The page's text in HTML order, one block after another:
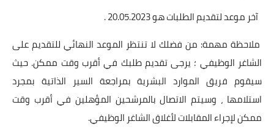
آخر موعد لتقديم الطلبات هو 20.05.2023 .
ملاحظة مهمة: من فضلك لا تنتظر الموعد النهائي للتقديم على
الشاغر الوظيفي ؛ يرجى تقديم طلبك في أقرب وقت ممكن. حيث
سيقوم فريق الموارد البشرية بمراجعة السير الذاتية بمجرد
استلامها ، وسيتم الاتصال بالمرشحين المؤهلين في أقرب وقت
ممكن لإجراء المقابلات لأغلاق الشاغر الوظيفي.